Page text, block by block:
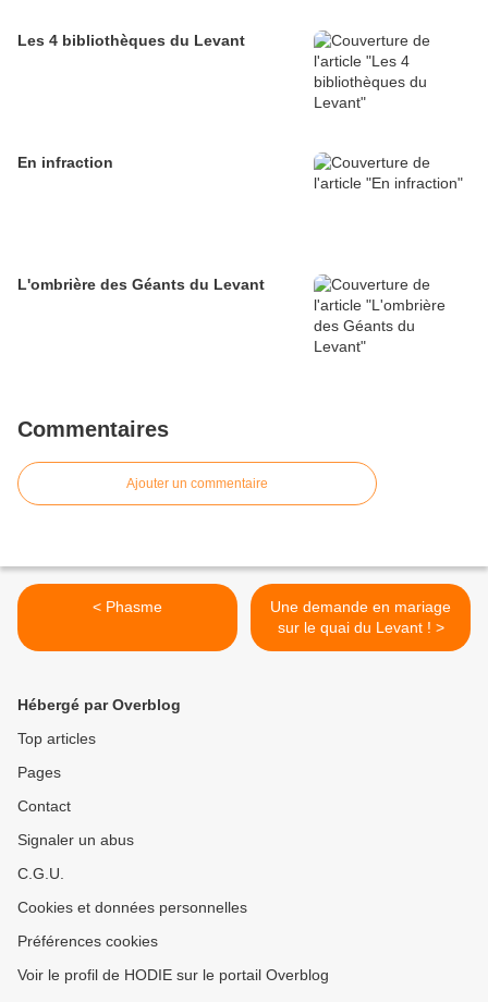
Les 4 bibliothèques du Levant
En infraction
L'ombrière des Géants du Levant
Commentaires
Ajouter un commentaire
< Phasme
Une demande en mariage
sur le quai du Levant ! >
Hébergé par Overblog
Top articles
Pages
Contact
Signaler un abus
C.G.U.
Cookies et données personnelles
Préférences cookies
Voir le profil de HODIE sur le portail Overblog